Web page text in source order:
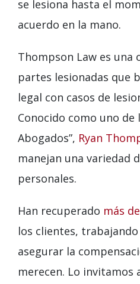
se lesiona hasta el
acuerdo en la mano.
Thompson Law es una
partes lesionadas que
legal con casos de
Conocido como uno de
Abogados”, Ryan
manejan una variedad
personales.
Han recuperado más
los clientes,
asegurar la
merecen. Lo invitamos